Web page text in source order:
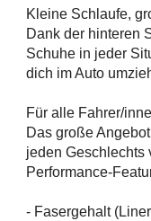
Kleine Schlaufe,
Dank der hinteren
Schuhe in jeder
dich im Auto
Für alle Fahrer/
Das große
jeden Geschlechts
Performance-
- Fasergehalt